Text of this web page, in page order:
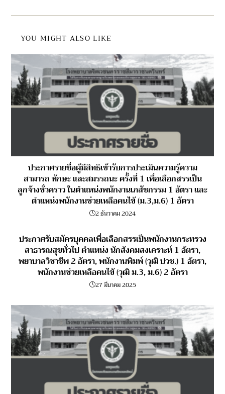
YOU MIGHT ALSO LIKE
ประกาศรายชื่อผู้มีสิทธิเข้ารับการประเมินความรู้ความ
สามารถ ทักษะ และสมรรถนะ ครั้งที่ 1 เพื่อเลือกสรรเป็น
ลูกจ้างชั่วคราว ในตำแหน่งพนักงานเภสัชกรรม 1 อัตรา และ
ตำแหน่งพนักงานช่วยเหลือคนไข้ (ม.3,ม.6) 1 อัตรา
2 ธันวาคม 2024
ประกาศรับสมัครบุคคลเพื่อเลือกสรรเป็นพนักงานกระทรวง
สาธารณสุขทั่วไป ตำแหน่ง นักสังคมสงเคราะห์ 1 อัตรา,
พยาบาลวิชาชีพ 2 อัตรา, พนักงานพิมพ์ (วุฒิ ปวช.) 1 อัตรา,
พนักงานช่วยเหลือคนไข้ (วุฒิ ม.3, ม.6) 2 อัตรา
27 มีนาคม 2025